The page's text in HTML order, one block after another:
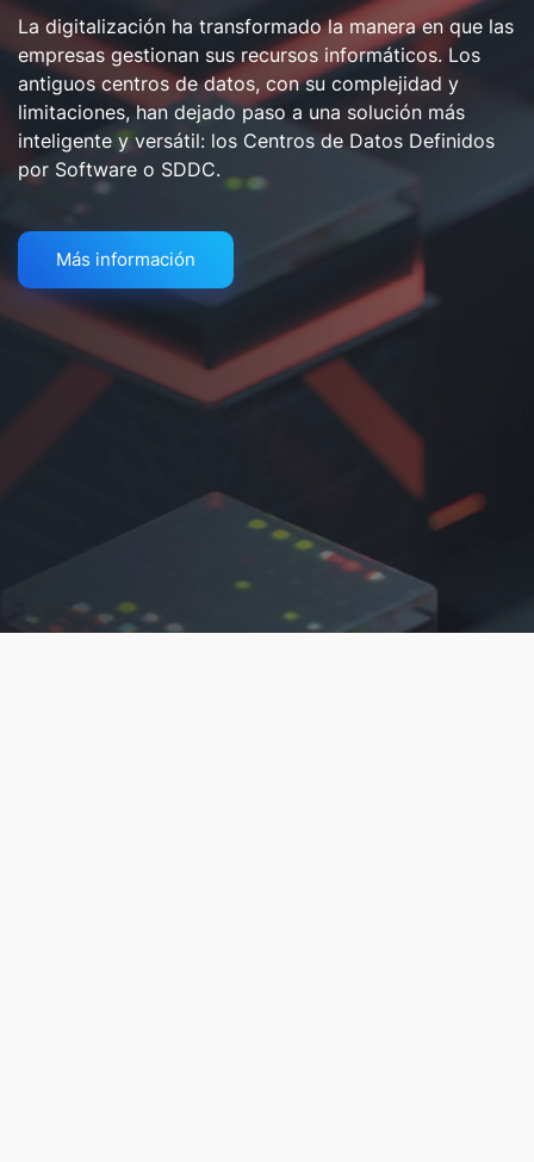
La digitalización ha transformado la manera en que las
empresas gestionan sus recursos informáticos. Los
antiguos centros de datos, con su complejidad y
limitaciones, han dejado paso a una solución más
inteligente y versátil: los Centros de Datos Definidos
por Software o SDDC.
Más información